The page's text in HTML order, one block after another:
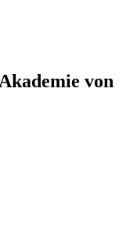
von